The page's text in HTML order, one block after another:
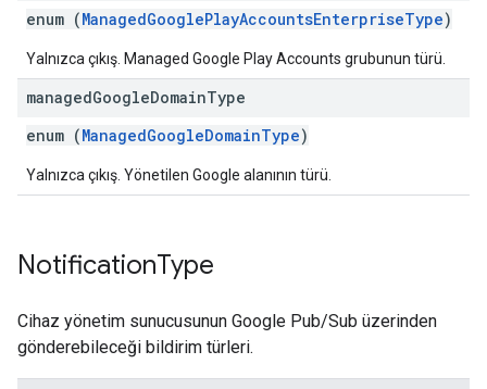
enum (ManagedGooglePlayAccountsEnterpriseType)
Yalnızca çıkış. Managed Google Play Accounts grubunun türü.
managedGoogleDomainType
enum (ManagedGoogleDomainType)
Yalnızca çıkış. Yönetilen Google alanının türü.
NotificationType
Cihaz yönetim sunucusunun Google Pub/Sub üzerinden
gönderebileceği bildirim türleri.